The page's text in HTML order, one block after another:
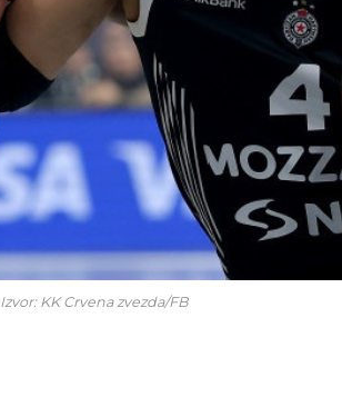
Izvor: KK Crvena zvezda/FB